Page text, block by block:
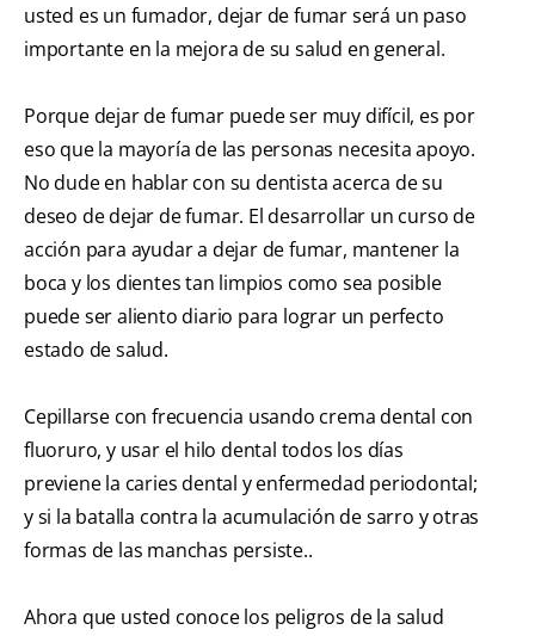
usted es un fumador, dejar de fumar será un paso
importante en la mejora de su salud en general.
Porque dejar de fumar puede ser muy difícil, es por
eso que la mayoría de las personas necesita apoyo.
No dude en hablar con su dentista acerca de su
deseo de dejar de fumar. El desarrollar un curso de
acción para ayudar a dejar de fumar, mantener la
boca y los dientes tan limpios como sea posible
puede ser aliento diario para lograr un perfecto
estado de salud.
Cepillarse con frecuencia usando crema dental con
fluoruro, y usar el hilo dental todos los días
previene la caries dental y enfermedad periodontal;
y si la batalla contra la acumulación de sarro y otras
formas de las manchas persiste..
Ahora que usted conoce los peligros de la salud